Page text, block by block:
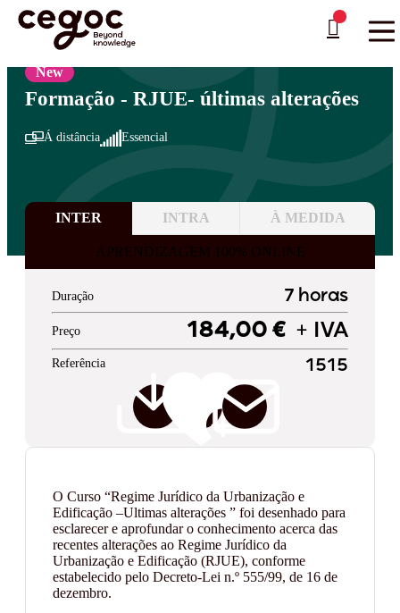
Skip to main content
Está aqui:Home >Áreas de Formação
New
Formação - RJUE- últimas alterações
Á distância Essencial
INTER INTRA À MEDIDA
APRENDIZAGEM 100% ONLINE
Duração 7 horas
Preço 184,00 € + IVA
Referência 1515
O Curso “Regime Jurídico da Urbanização e
Edificação –Ultimas alterações ” foi desenhado para
esclarecer e aprofundar o conhecimento acerca das
recentes alterações ao Regime Jurídico da
Urbanização e Edificação (RJUE), conforme
estabelecido pelo Decreto-Lei n.º 555/99, de 16 de
dezembro.